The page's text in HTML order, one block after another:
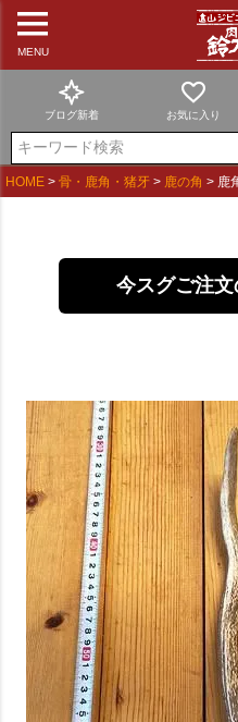
MENU
ブログ新着 お気に入り
HOME 骨・鹿角・猪牙 鹿の角 鹿
今スグご注